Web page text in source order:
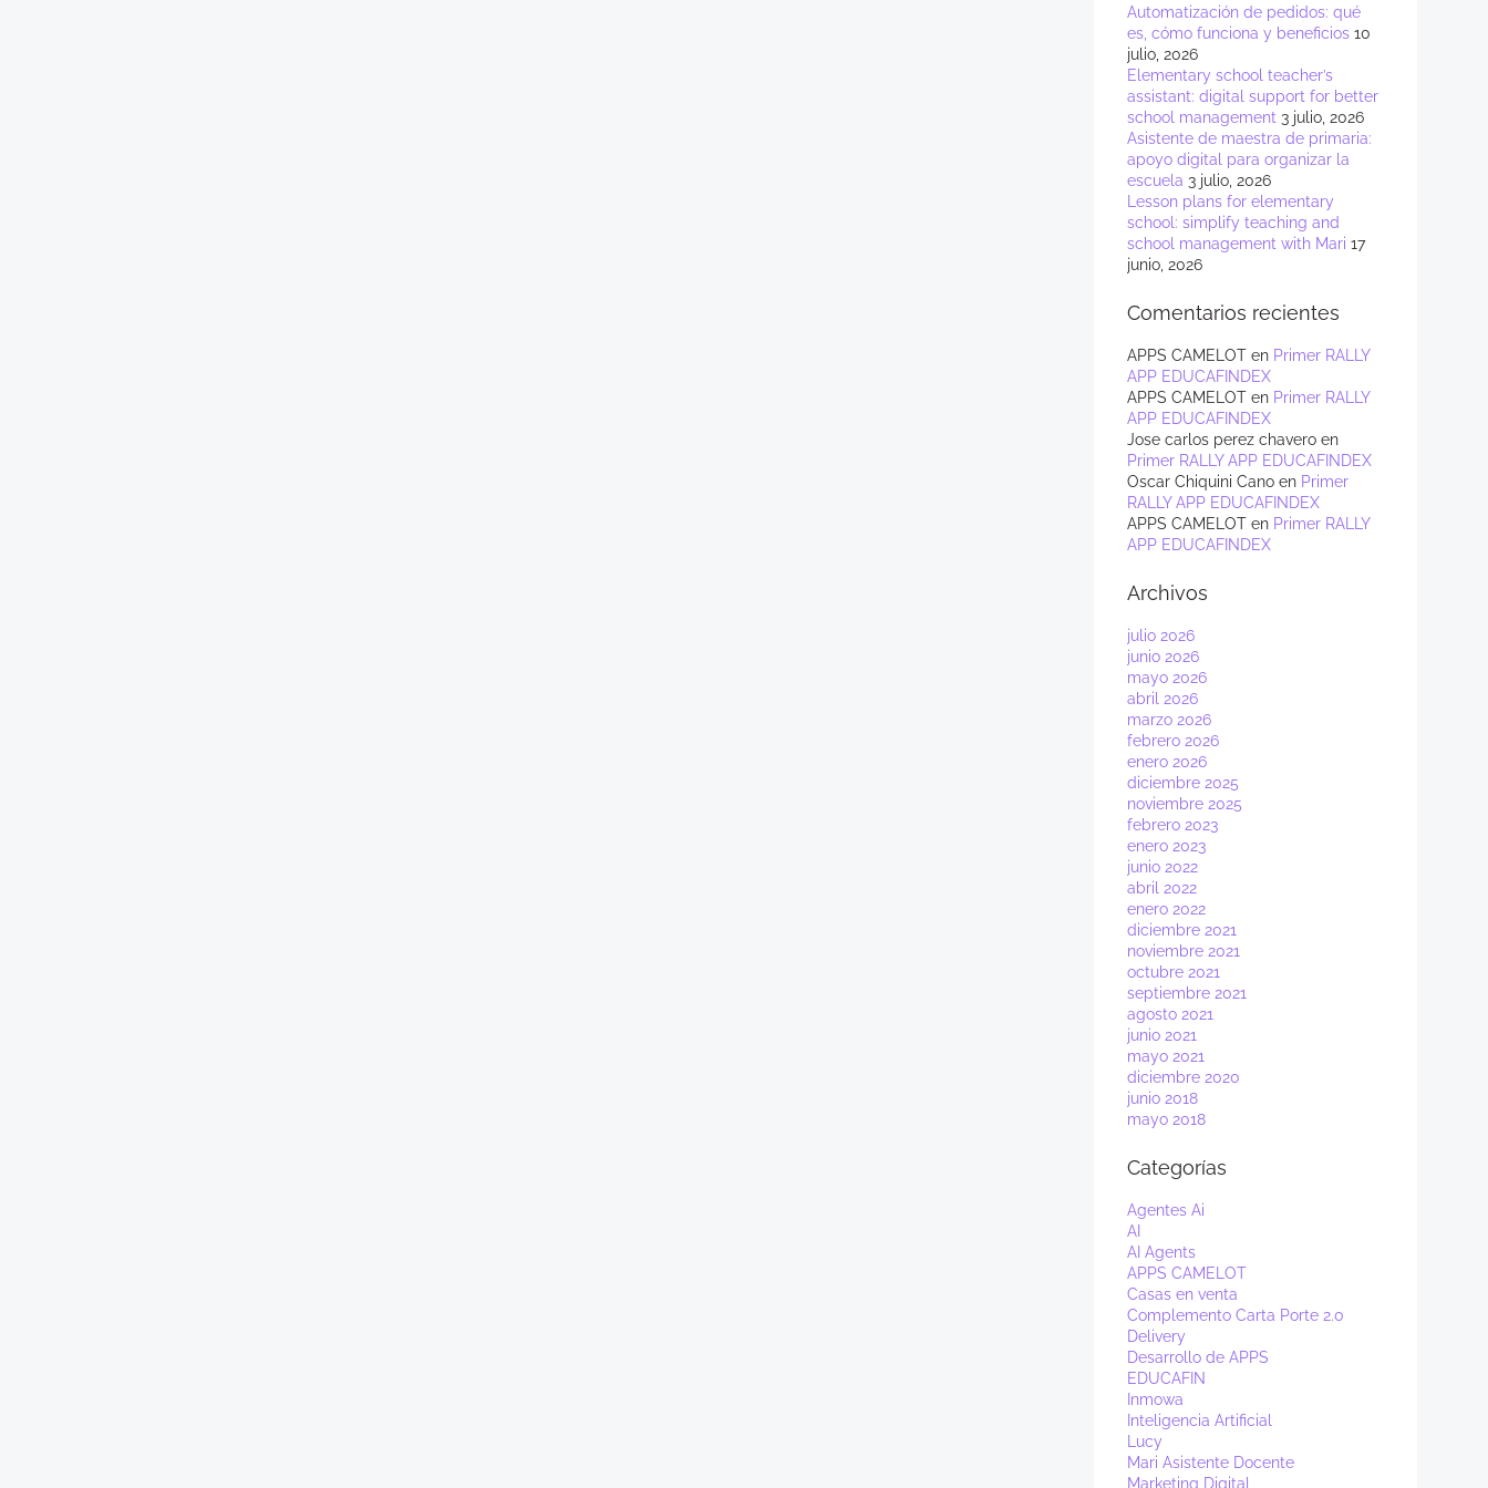
Automatización de pedidos: qué
es, cómo funciona y beneficios 10
julio, 2026
Elementary school teacher’s
assistant: digital support for better
school management 3 julio, 2026
Asistente de maestra de primaria:
apoyo digital para organizar la
escuela 3 julio, 2026
Lesson plans for elementary
school: simplify teaching and
school management with Mari 17
junio, 2026
Comentarios recientes
APPS CAMELOT en Primer RALLY
APP EDUCAFINDEX
APPS CAMELOT en Primer RALLY
APP EDUCAFINDEX
Jose carlos perez chavero en
Primer RALLY APP EDUCAFINDEX
Oscar Chiquini Cano en Primer
RALLY APP EDUCAFINDEX
APPS CAMELOT en Primer RALLY
APP EDUCAFINDEX
Archivos
julio 2026
junio 2026
mayo 2026
abril 2026
marzo 2026
febrero 2026
enero 2026
diciembre 2025
noviembre 2025
febrero 2023
enero 2023
junio 2022
abril 2022
enero 2022
diciembre 2021
noviembre 2021
octubre 2021
septiembre 2021
agosto 2021
junio 2021
mayo 2021
diciembre 2020
junio 2018
mayo 2018
Categorías
Agentes Ai
AI
AI Agents
APPS CAMELOT
Casas en venta
Complemento Carta Porte 2.0
Delivery
Desarrollo de APPS
EDUCAFIN
Inmowa
Inteligencia Artificial
Lucy
Mari Asistente Docente
Marketing Digital